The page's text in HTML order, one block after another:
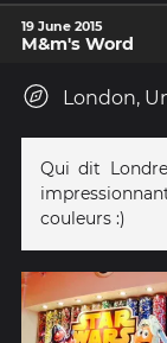
19 June 2015
M&m's Word
London,
Qui dit
couleurs :)